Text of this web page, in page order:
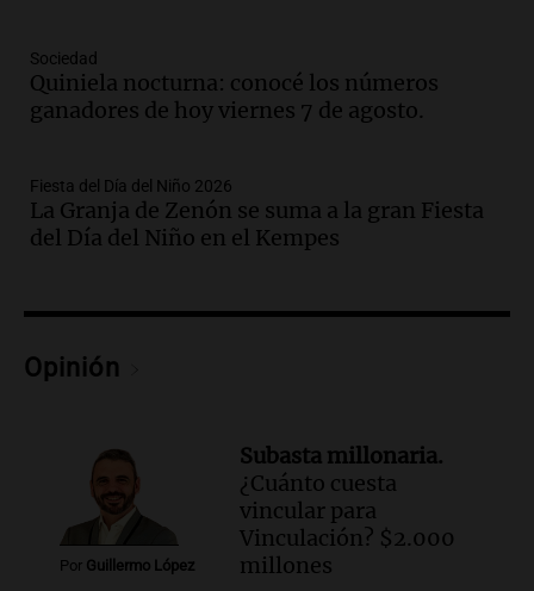
Audio. Aumento de tarifas de luz en San
Luis a partir de agosto por nueva
regulación de la energía
Episodios
Audio.Gabriela Irrazábal: “Un 35,5% de
la población del país fue a templos a
Episodios
Audio.
sobre la muerte del kitesurfista en
Episodios
Audio.
José Roccuzzo, cortes de carne y
compras de Antonella: bromas en
Rosario.
Sociedad
Quiniela nocturna: conocé los números
ganadores de hoy viernes 7 de agosto.
Fiesta del Día del Niño 2026
La Granja de Zenón se suma a la gran Fiesta
del Día del Niño en el Kempes
Opinión
Por Guillermo López
Subasta millonaria.
¿Cuánto cuesta
vincular para
Vinculación? $2.000
millones